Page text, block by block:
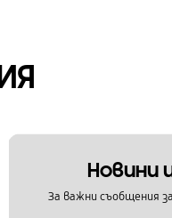
Новини
За важни съобщения